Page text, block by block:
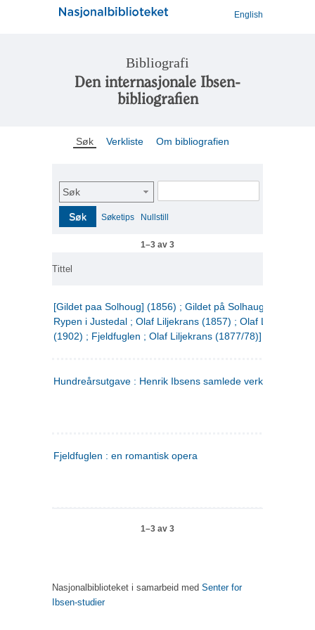
English
Bibliografi
Den internasjonale Ibsen-
bibliografien
Søk Verkliste Om bibliografien
Søk
Søk Søketips Nullstill
1–3 av 3
Tittel
[Gildet paa Solhoug] (1856) ; Gildet på Solhaug (1883) ;
Rypen i Justedal ; Olaf Liljekrans (1857) ; Olaf Liljekrans
(1902) ; Fjeldfuglen ; Olaf Liljekrans (1877/78)]
Hundreårsutgave : Henrik Ibsens samlede verker. 3
Fjeldfuglen : en romantisk opera
1–3 av 3
Nasjonalbiblioteket i samarbeid med Senter for
Ibsen-studier